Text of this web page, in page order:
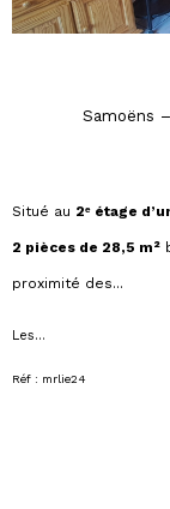
Samoëns
Situé au 2ᵉ étage
2 pièces de 28,5 m²
proximité des...
Les...
Réf : mrlie24